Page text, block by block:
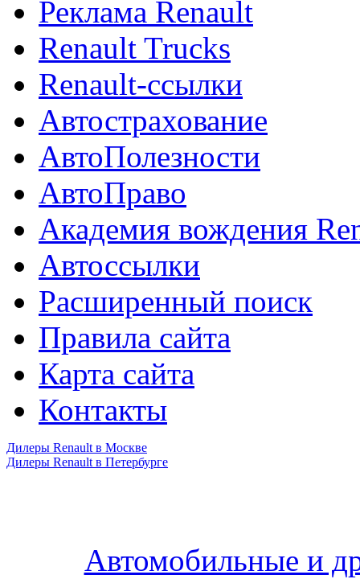
Реклама Renault
Renault Trucks
Renault-ссылки
Автострахование
АвтоПолезности
АвтоПраво
Академия вождения
Автоссылки
Расширенный поиск
Правила сайта
Карта сайта
Контакты
Дилеры Renault в Москве
Дилеры Renault в Петербурге
Автомобильные и